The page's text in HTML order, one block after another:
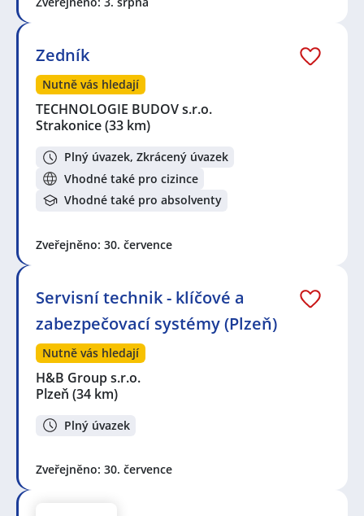
Zedník
Nutně vás hledají
TECHNOLOGIE BUDOV s.r.o.
Strakonice(33 km)
Plný úvazek, Zkrácený úvazek
Vhodné také pro cizince
Vhodné také pro absolventy
Zveřejněno: 30. července
Servisní technik - klíčové a
zabezpečovací systémy (Plzeň)
Nutně vás hledají
H&B Group s.r.o.
Plzeň (34 km)
Plný úvazek
Zveřejněno: 30. července